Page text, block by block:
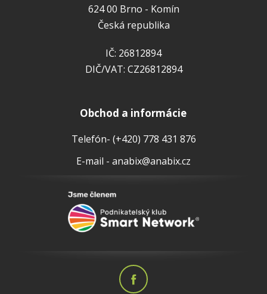
624 00 Brno - Komín
Česká republika
IČ: 26812894
DIČ/VAT: CZ26812894
Obchod a informácie
Telefón- (+420) 778 431 876
E-mail - anabix@anabix.cz